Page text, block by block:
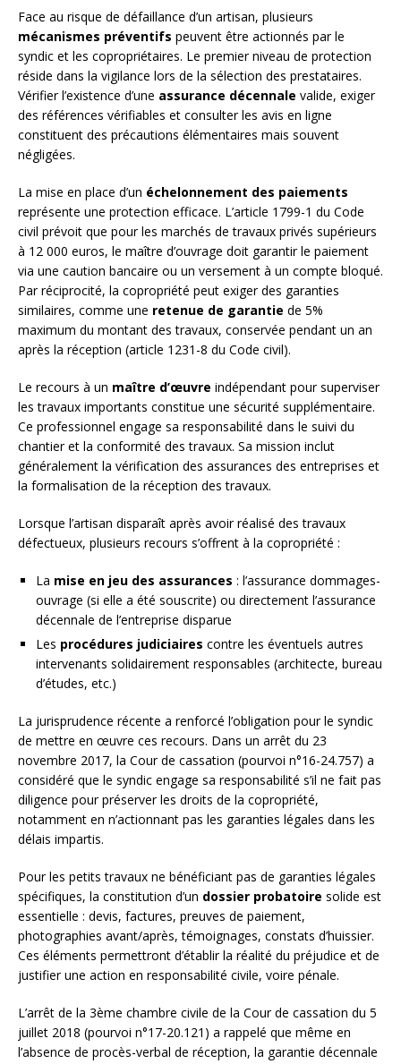
Face au risque de défaillance d’un artisan, plusieurs
mécanismes préventifs peuvent être actionnés par le
syndic et les copropriétaires. Le premier niveau de protection
réside dans la vigilance lors de la sélection des prestataires.
Vérifier l’existence d’une assurance décennale valide, exiger
des références vérifiables et consulter les avis en ligne
constituent des précautions élémentaires mais souvent
négligées.
La mise en place d’un échelonnement des paiements
représente une protection efficace. L’article 1799-1 du Code
civil prévoit que pour les marchés de travaux privés supérieurs
à 12 000 euros, le maître d’ouvrage doit garantir le paiement
via une caution bancaire ou un versement à un compte bloqué.
Par réciprocité, la copropriété peut exiger des garanties
similaires, comme une retenue de garantie de 5%
maximum du montant des travaux, conservée pendant un an
après la réception (article 1231-8 du Code civil).
Le recours à un maître d’œuvre indépendant pour superviser
les travaux importants constitue une sécurité supplémentaire.
Ce professionnel engage sa responsabilité dans le suivi du
chantier et la conformité des travaux. Sa mission inclut
généralement la vérification des assurances des entreprises et
la formalisation de la réception des travaux.
Lorsque l’artisan disparaît après avoir réalisé des travaux
défectueux, plusieurs recours s’offrent à la copropriété :
La mise en jeu des assurances : l’assurance dommages-
ouvrage (si elle a été souscrite) ou directement l’assurance
décennale de l’entreprise disparue
Les procédures judiciaires contre les éventuels autres
intervenants solidairement responsables (architecte, bureau
d’études, etc.)
La jurisprudence récente a renforcé l’obligation pour le syndic
de mettre en œuvre ces recours. Dans un arrêt du 23
novembre 2017, la Cour de cassation (pourvoi n°16-24.757) a
considéré que le syndic engage sa responsabilité s’il ne fait pas
diligence pour préserver les droits de la copropriété,
notamment en n’actionnant pas les garanties légales dans les
délais impartis.
Pour les petits travaux ne bénéficiant pas de garanties légales
spécifiques, la constitution d’un dossier probatoire solide est
essentielle : devis, factures, preuves de paiement,
photographies avant/après, témoignages, constats d’huissier.
Ces éléments permettront d’établir la réalité du préjudice et de
justifier une action en responsabilité civile, voire pénale.
L’arrêt de la 3ème chambre civile de la Cour de cassation du 5
juillet 2018 (pourvoi n°17-20.121) a rappelé que même en
l’absence de procès-verbal de réception, la garantie décennale